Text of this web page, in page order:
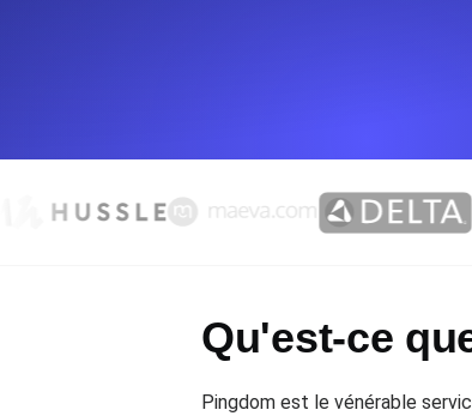
TCP Monitoring
Qu'est-ce
Pingdom est le vénérable